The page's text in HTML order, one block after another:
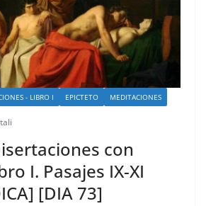
- LIBRO I EPICTETO MEDITACIONES
con
I. Pasajes IX-XI
[DIA 73]